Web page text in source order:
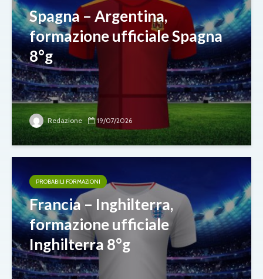
Spagna – Argentina,
formazione ufficiale Spagna
8°g
Redazione 19/07/2026
PROBABILI FORMAZIONI
Francia – Inghilterra,
formazione ufficiale
Inghilterra 8°g